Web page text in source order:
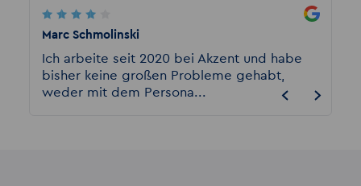
Marc Schmolinski
Ich arbeite seit 2020 bei Akzent und habe
bisher keine großen Probleme gehabt,
weder mit dem Persona...